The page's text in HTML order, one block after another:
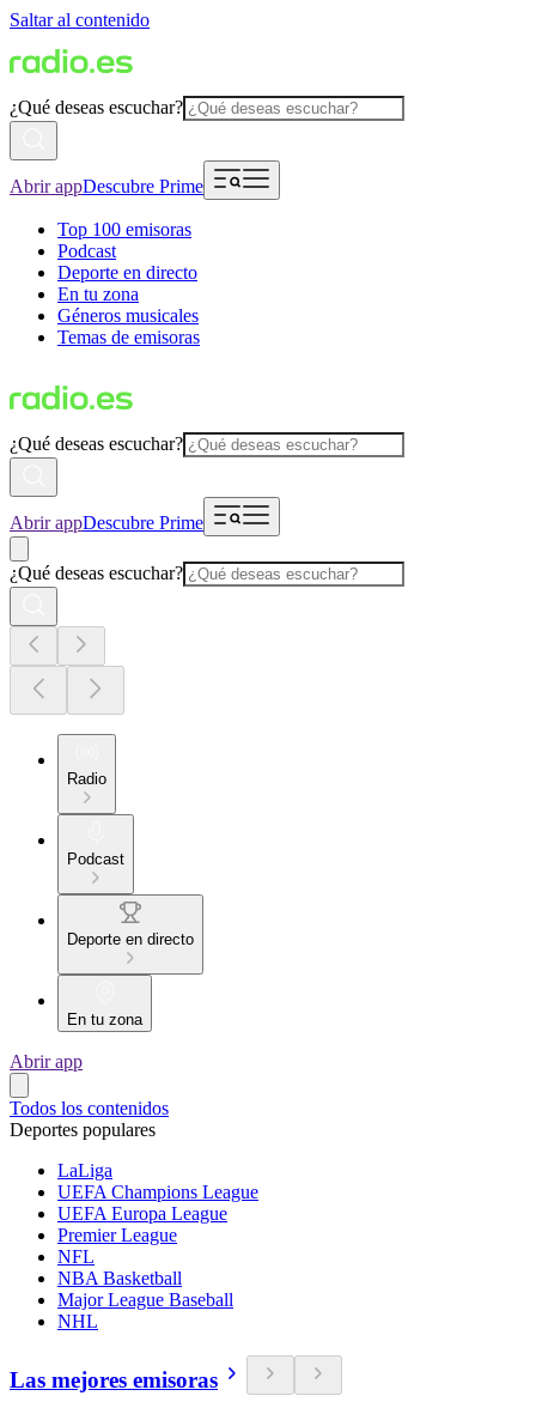
Saltar al contenido
¿Qué deseas escuchar?
Abrir appDescubre Prime
Top 100 emisoras
Podcast
Deporte en directo
En tu zona
Géneros musicales
Temas de emisoras
¿Qué deseas escuchar?
Abrir appDescubre Prime
¿Qué deseas escuchar?
Radio
Podcast
Deporte en directo
En tu zona
Abrir app
Todos los contenidos
Deportes populares
LaLiga
UEFA Champions League
UEFA Europa League
Premier League
NFL
NBA Basketball
Major League Baseball
NHL
Las mejores emisoras